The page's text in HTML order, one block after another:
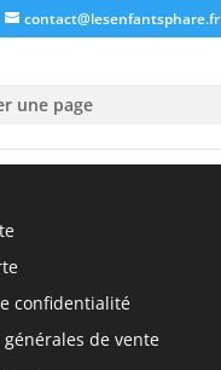
contact@lesenfantsphare.fr
une page
confidentialité
de vente